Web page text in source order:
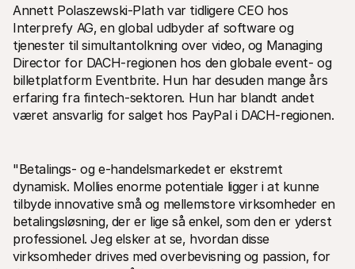
Annett Polaszewski-Plath var tidligere CEO hos
Interprefy AG‚ en global udbyder af software og
tjenester til simultantolkning over video‚ og Managing
Director for DACH-regionen hos den globale event- og
billetplatform Eventbrite. Hun har desuden mange års
erfaring fra fintech-sektoren. Hun har blandt andet
været ansvarlig for salget hos PayPal i DACH-regionen.
"Betalings- og e-handelsmarkedet er ekstremt
dynamisk. Mollies enorme potentiale ligger i at kunne
tilbyde innovative små og mellemstore virksomheder en
betalingsløsning‚ der er lige så enkel‚ som den er yderst
professionel. Jeg elsker at se, hvordan disse
virksomheder drives med overbevisning og passion‚ for